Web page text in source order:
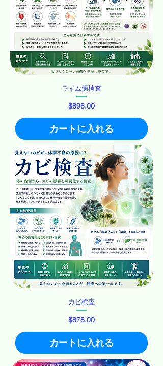
ライム病検査
価格
$898.00
カートに入れる
カビ検査
価格
$878.00
カートに入れる